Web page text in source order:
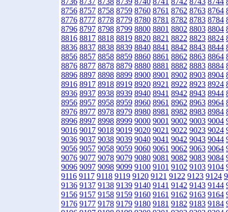
8756 8757 8758 8759 8760 8761 8762 8763 8764
8776 8777 8778 8779 8780 8781 8782 8783 8784
8796 8797 8798 8799 8800 8801 8802 8803 8804
8816 8817 8818 8819 8820 8821 8822 8823 8824
8836 8837 8838 8839 8840 8841 8842 8843 8844
8856 8857 8858 8859 8860 8861 8862 8863 8864
8876 8877 8878 8879 8880 8881 8882 8883 8884
8896 8897 8898 8899 8900 8901 8902 8903 8904
8916 8917 8918 8919 8920 8921 8922 8923 8924
8936 8937 8938 8939 8940 8941 8942 8943 8944
8956 8957 8958 8959 8960 8961 8962 8963 8964
8976 8977 8978 8979 8980 8981 8982 8983 8984
8996 8997 8998 8999 9000 9001 9002 9003 9004
9016 9017 9018 9019 9020 9021 9022 9023 9024
9036 9037 9038 9039 9040 9041 9042 9043 9044
9056 9057 9058 9059 9060 9061 9062 9063 9064
9076 9077 9078 9079 9080 9081 9082 9083 9084
9096 9097 9098 9099 9100 9101 9102 9103 9104
9116 9117 9118 9119 9120 9121 9122 9123 9124
9136 9137 9138 9139 9140 9141 9142 9143 9144
9156 9157 9158 9159 9160 9161 9162 9163 9164
9176 9177 9178 9179 9180 9181 9182 9183 9184